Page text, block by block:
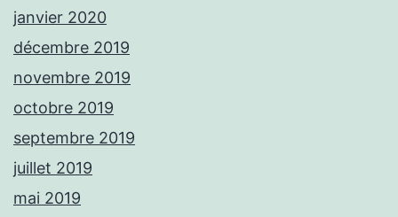
janvier 2020
décembre 2019
novembre 2019
octobre 2019
septembre 2019
juillet 2019
mai 2019